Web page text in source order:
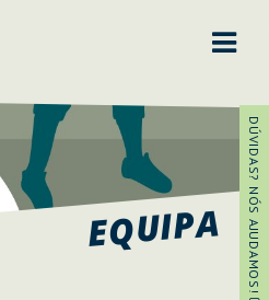
DÚVIDAS? NÓS AJUDAMOS!
EQUIPA